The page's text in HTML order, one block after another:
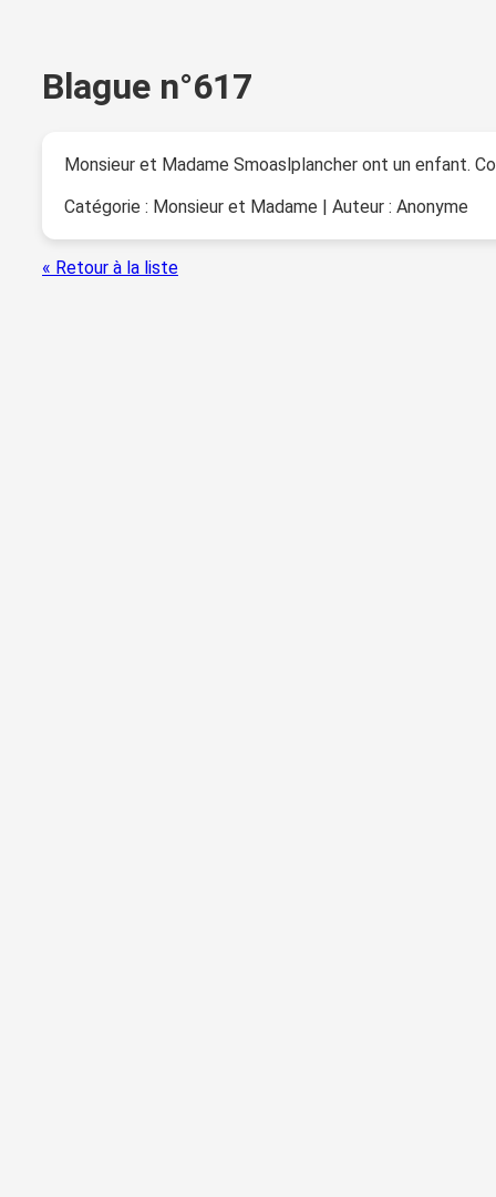
Blague n°617
Monsieur et Madame Smoaslplancher ont un enfant.
Catégorie : Monsieur et Madame | Auteur : Anonyme
« Retour à la liste